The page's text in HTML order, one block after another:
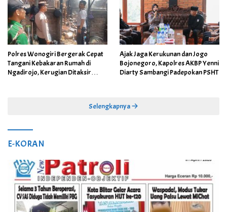
Polres Wonogiri Bergerak Cepat
Tangani Kebakaran Rumah di
Ngadirojo, Kerugian Ditaksir
Ajak Jaga Kerukunan dan Jogo
Bojonegoro, Kapolres AKBP Yenni
Diarty Sambangi Padepokan PSHT
Selengkapnya
E-KORAN